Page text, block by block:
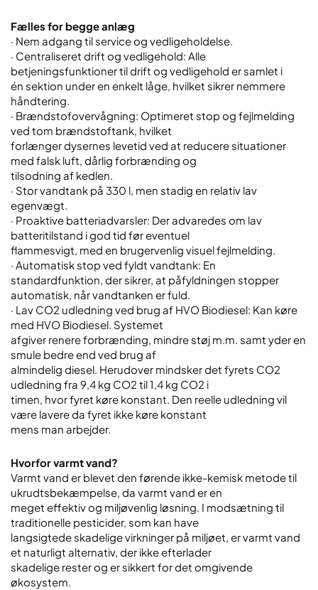
Fælles for begge anlæg
· Nem adgang til service og vedligeholdelse.
· Centraliseret drift og vedligehold: Alle
betjeningsfunktioner til drift og vedligehold er samlet i
én sektion under en enkelt låge, hvilket sikrer nemmere
håndtering.
· Brændstofovervågning: Optimeret stop og fejlmelding
ved tom brændstoftank, hvilket
forlænger dysernes levetid ved at reducere situationer
med falsk luft, dårlig forbrænding og
tilsodning af kedlen.
· Stor vandtank på 330 l, men stadig en relativ lav
egenvægt.
· Proaktive batteriadvarsler: Der advaredes om lav
batteritilstand i god tid før eventuel
flammesvigt, med en brugervenlig visuel fejlmelding.
· Automatisk stop ved fyldt vandtank: En
standardfunktion, der sikrer, at påfyldningen stopper
automatisk, når vandtanken er fuld.
· Lav CO2 udledning ved brug af HVO Biodiesel: Kan køre
med HVO Biodiesel. Systemet
afgiver renere forbrænding, mindre støj m.m. samt yder en
smule bedre end ved brug af
almindelig diesel. Herudover mindsker det fyrets CO2
udledning fra 9,4 kg CO2 til 1,4 kg CO2 i
timen, hvor fyret køre konstant. Den reelle udledning vil
være lavere da fyret ikke køre konstant
mens man arbejder.
Hvorfor varmt vand?
Varmt vand er blevet den førende ikke-kemisk metode til
ukrudtsbekæmpelse, da varmt vand er en
meget effektiv og miljøvenlig løsning. I modsætning til
traditionelle pesticider, som kan have
langsigtede skadelige virkninger på miljøet, er varmt vand
et naturligt alternativ, der ikke efterlader
skadelige rester og er sikkert for det omgivende
økosystem.